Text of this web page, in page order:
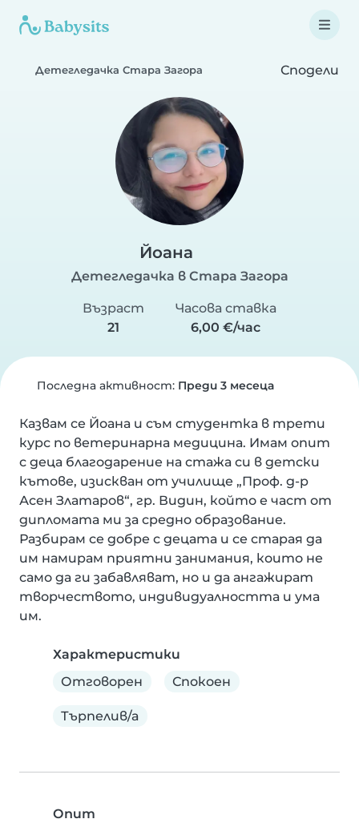
Детегледачка Стара Загора Сподели
Йоана
Детегледачка в Стара Загора
Възраст
21
Часова ставка
6,00 €/час
Последна активност: Преди 3 месеца
Казвам се Йоана и съм студентка в трети
курс по ветеринарна медицина. Имам опит
с деца благодарение на стажа си в детски
кътове, изискван от училище „Проф. д-р
Асен Златаров“, гр. Видин, който е част от
дипломата ми за средно образование.
Разбирам се добре с децата и се старая да
им намирам приятни занимания, които не
само да ги забавляват, но и да ангажират
творчеството, индивидуалността и ума
им.
Характеристики
Отговорен
Спокоен
Търпелив/а
Опит